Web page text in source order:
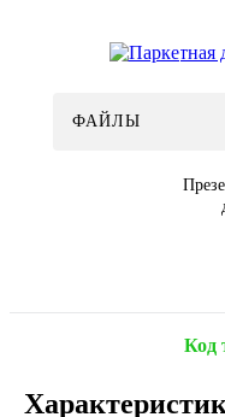
ФАЙЛЫ
Код